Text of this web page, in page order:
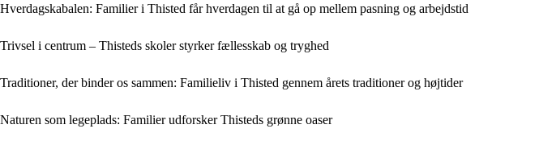
Hverdagskabalen: Familier i Thisted får hverdagen til at gå op mellem pasning og arbejdstid
Trivsel i centrum – Thisteds skoler styrker fællesskab og tryghed
Traditioner, der binder os sammen: Familieliv i Thisted gennem årets traditioner og højtider
Naturen som legeplads: Familier udforsker Thisteds grønne oaser